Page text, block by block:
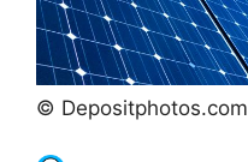
© Depositphotos.com